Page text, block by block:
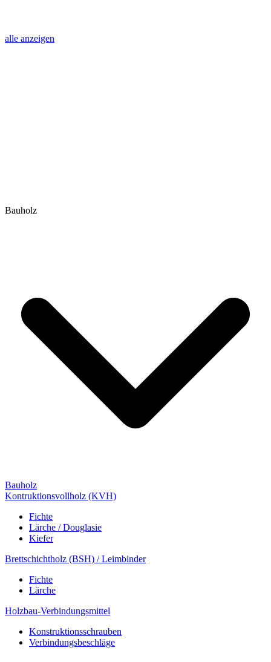
alle anzeigen
Bauholz
Bauholz
Kontruktionsvollholz (KVH)
Fichte
Lärche / Douglasie
Kiefer
Brettschichtholz (BSH) / Leimbinder
Fichte
Lärche
Holzbau-Verbindungsmittel
Konstruktionsschrauben
Verbindungsbeschläge